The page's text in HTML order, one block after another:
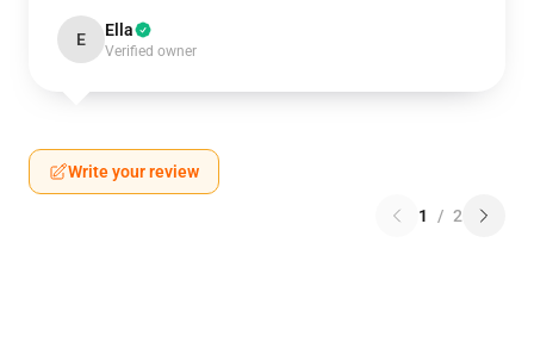
E Ella
Verified owner
Write your review
1 / 2